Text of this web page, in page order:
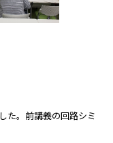
た。前講義の回路シミ